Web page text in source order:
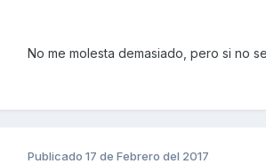
No me molesta demasiado, pero si no
Publicado 17 de Febrero del 2017